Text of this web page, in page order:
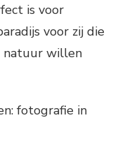
is voor
voor zij die
natuur willen
fotografie in